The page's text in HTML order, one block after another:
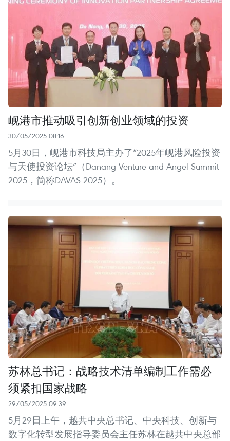
岘港市推动吸引创新创业领域的投资
30/05/2025 08:16
5月30日，岘港市科技局主办了“2025年岘港风险投资
与天使投资论坛”（Danang Venture and Angel Summit
2025，简称DAVAS 2025）。
苏林总书记：战略技术清单编制工作需必
须紧扣国家战略
29/05/2025 09:39
5月29日上午，越共中央总书记、中央科技、创新与
数字化转型发展指导委员会主任苏林在越共中央总部